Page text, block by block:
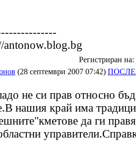
antonow.blog.bg
Регистриран
(28 септември 2007 07:42)
не си прав относно
нашия край има
да ги